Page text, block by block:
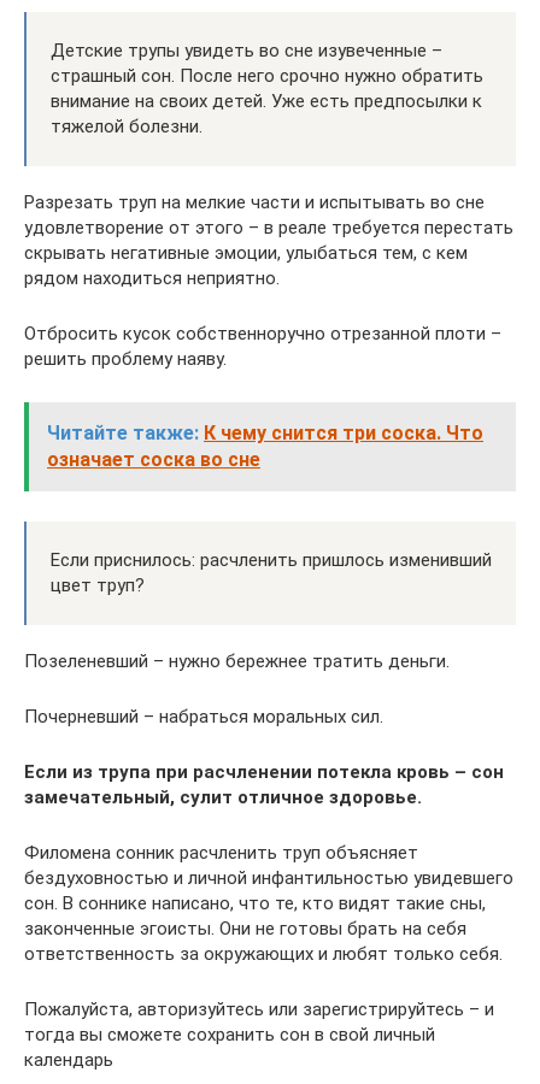
Детские трупы увидеть во сне изувеченные –
страшный сон. После него срочно нужно обратить
внимание на своих детей. Уже есть предпосылки к
тяжелой болезни.
Разрезать труп на мелкие части и испытывать во сне
удовлетворение от этого – в реале требуется перестать
скрывать негативные эмоции, улыбаться тем, с кем
рядом находиться неприятно.
Отбросить кусок собственноручно отрезанной плоти –
решить проблему наяву.
Читайте также: К чему снится три соска. Что
означает соска во сне
Если приснилось: расчленить пришлось изменивший
цвет труп?
Позеленевший – нужно бережнее тратить деньги.
Почерневший – набраться моральных сил.
Если из трупа при расчленении потекла кровь – сон
замечательный, сулит отличное здоровье.
Филомена сонник расчленить труп объясняет
бездуховностью и личной инфантильностью увидевшего
сон. В соннике написано, что те, кто видят такие сны,
законченные эгоисты. Они не готовы брать на себя
ответственность за окружающих и любят только себя.
Пожалуйста, авторизуйтесь или зарегистрируйтесь – и
тогда вы сможете сохранить сон в свой личный
календарь